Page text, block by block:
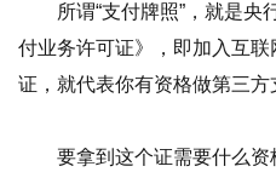
所谓“支付牌照”，就是央
付业务许可证》，即加入互
证，就代表你有资格做第三方
要拿到这个证需要什么资